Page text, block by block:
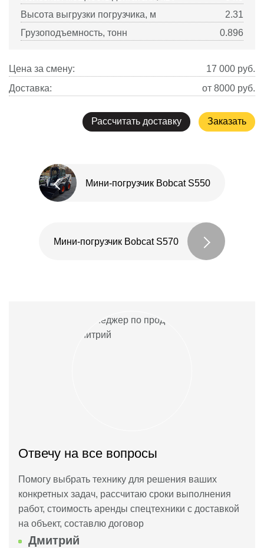
Высота выгрузки погрузчика, м
2.31
Грузоподъемность, тонн
0.896
Цена за смену: 17 000 руб.
Доставка:
от 8000 руб.
Рассчитать доставку Заказать
Мини-погрузчик Bobcat S550
Мини-погрузчик Bobcat S570
Отвечу на все вопросы
Помогу выбрать технику для решения ваших
конкретных задач, рассчитаю сроки выполнения
работ, стоимость аренды спецтехники с доставкой
на объект, составлю договор
Дмитрий